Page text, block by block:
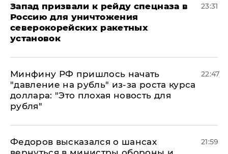
Запад призвали к рейду спецназа в
Россию для уничтожения
северокорейских ракетных
установок
23:31
Минфину РФ пришлось начать
"давление на рубль" из-за роста курса
доллара: "Это плохая новость для
рубля"
22:47
Федоров высказался о шансах
21:59